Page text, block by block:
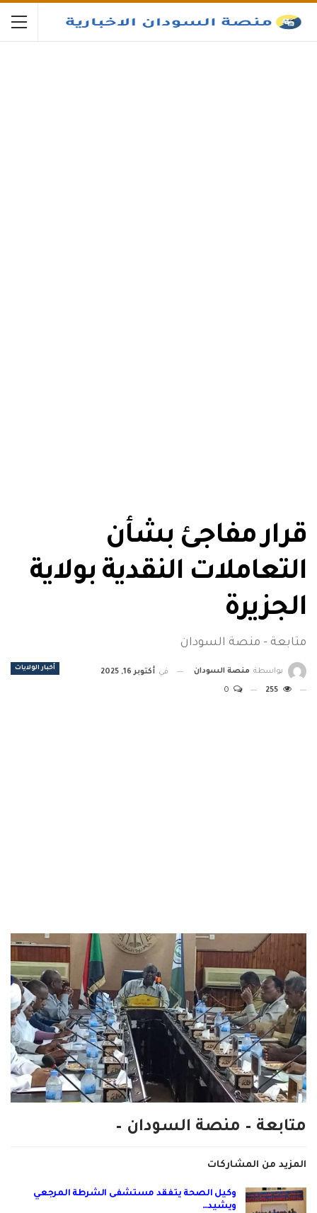
قرار مفاجئ بشأن
التعاملات النقدية بولاية
الجزيرة
متابعة - منصة السودان
أخبار الولايات بواسطة منصة السودان في أكتوبر 16, 2025
255
متابعة – منصة السودان –
المزيد من المشاركات
وكيل الصحة يتفقد مستشفى الشرطة المرجعي
ويشيد…